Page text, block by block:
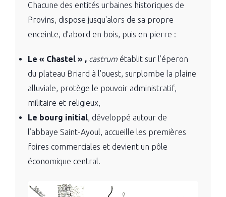
Chacune des entités urbaines historiques de
Provins, dispose jusqu'alors de sa propre
enceinte, d’abord en bois, puis en pierre :
Le « Chastel » , castrum établit sur l’éperon
du plateau Briard à l'ouest, surplombe la plaine
alluviale, protège le pouvoir administratif,
militaire et religieux,
Le bourg initial, développé autour de
l’abbaye Saint-Ayoul, accueille les premières
foires commerciales et devient un pôle
économique central.